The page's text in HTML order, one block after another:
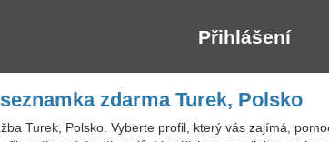
Přihlášení
zdarma Turek, Polsko
Turek, Polsko. Vyberte profil, který vás zajímá,